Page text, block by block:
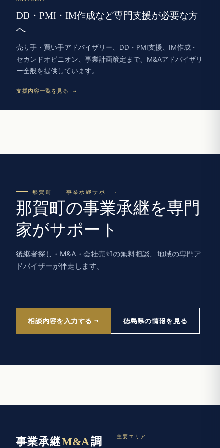
DD・PMI・IM作成など専門支援が必要な方
へ
売り手・買い手アドバイザリー、DD・PMI支援、IM作成・
セカンドオピニオン、事業計画策定まで、M&Aアドバイザリ
ー全般を提供しています。
支援内容一覧を見る →
那賀町 · 事業承継サポート
那賀町の事業承継を専門
家がサポート
後継者探し・M&A・会社売却の無料相談。地域の専門ア
ドバイザーが伴走します。
相談内容を入力する 徳島県の情報を見る
事業承継M&A調
主要エリア